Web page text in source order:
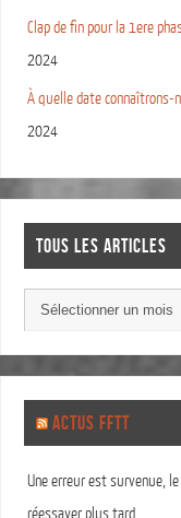
Clap de fin pour la 1ere
2024
À quelle date connaîtrons-
2024
TOUS LES ARTICLES
ACTUS FFTT
Une erreur est survenue,
réessayer plus tard.